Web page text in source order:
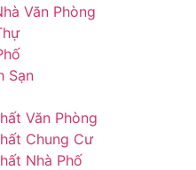
Văn Phòng
Sạn
Văn Phòng
Chung Cư
Nhà Phố